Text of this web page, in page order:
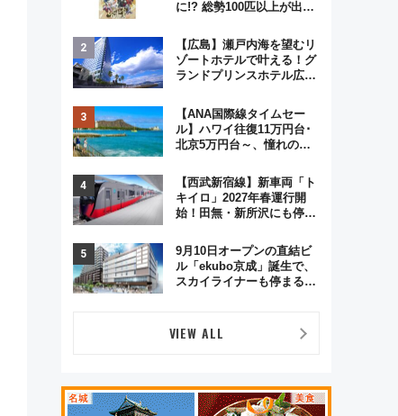
に!? 総勢100匹以上が出現
格謎解き・グッズ情報まと
め
【広島】瀬戸内海を望むリ
ゾートホテルで叶える！グ
ランドプリンスホテル広島
ジュアルパーティープラン
【ANA国際線タイムセー
ル】ハワイ往復11万円台･
北京5万円台～、憧れのビ
GW旅行まで狙える激アツ
路線まとめ（8/10まで）
【西武新宿線】新車両「ト
キイロ」2027年春運行開
始！田無・新所沢にも停
弾」も
9月10日オープンの直結ビ
ル「ekubo京成」誕生で、
スカイライナーも停まる巨
公開！
VIEW ALL